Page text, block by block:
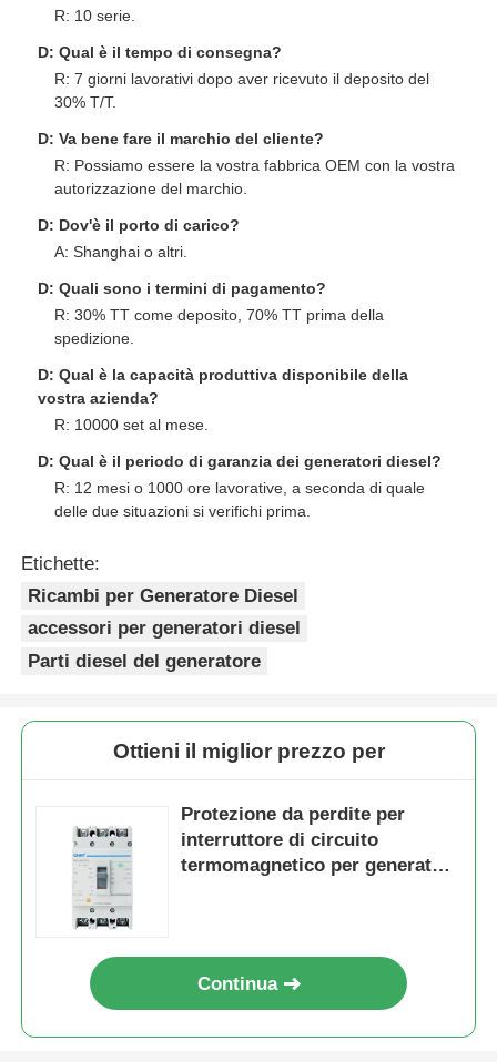
R: 10 serie.
D: Qual è il tempo di consegna?
R: 7 giorni lavorativi dopo aver ricevuto il deposito del
30% T/T.
D: Va bene fare il marchio del cliente?
R: Possiamo essere la vostra fabbrica OEM con la vostra
autorizzazione del marchio.
D: Dov'è il porto di carico?
A: Shanghai o altri.
D: Quali sono i termini di pagamento?
R: 30% TT come deposito, 70% TT prima della
spedizione.
D: Qual è la capacità produttiva disponibile della
vostra azienda?
R: 10000 set al mese.
D: Qual è il periodo di garanzia dei generatori diesel?
R: 12 mesi o 1000 ore lavorative, a seconda di quale
delle due situazioni si verifichi prima.
Etichette:
Ricambi per Generatore Diesel
accessori per generatori diesel
Parti diesel del generatore
Ottieni il miglior prezzo per
Protezione da perdite per
interruttore di circuito
termomagnetico per generatore
Continua